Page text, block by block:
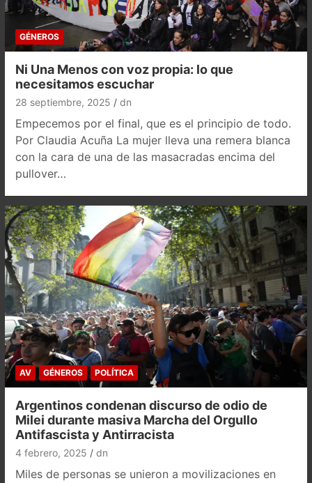
GÉNEROS
Ni Una Menos con voz propia: lo que
necesitamos escuchar
28 septiembre, 2025 dn
Empecemos por el final, que es el principio de todo.
Por Claudia Acuña La mujer lleva una remera blanca
con la cara de una de las masacradas encima del
pullover…
AV GÉNEROS POLÍTICA
Argentinos condenan discurso de odio de
Milei durante masiva Marcha del Orgullo
Antifascista y Antirracista
4 febrero, 2025 dn
Miles de personas se unieron a movilizaciones en